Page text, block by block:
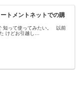
トメントネットでの購
知って使ってみたい。 以前
けどお引越し…